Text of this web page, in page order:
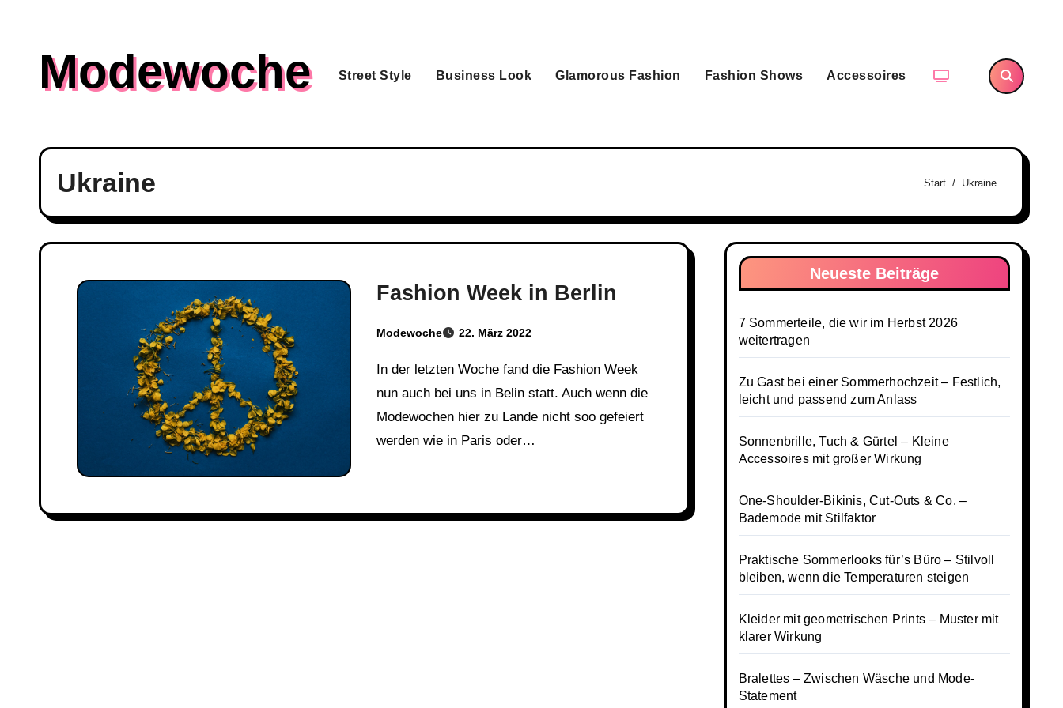
Modewoche Street Style Business Look Glamorous Fashion Fashion Shows Accessoires
Ukraine Start Ukraine
Fashion Week in Berlin
Modewoche 22. März 2022
In der letzten Woche fand die Fashion Week
nun auch bei uns in Belin statt. Auch wenn die
Modewochen hier zu Lande nicht soo gefeiert
werden wie in Paris oder…
Neueste Beiträge
7 Sommerteile, die wir im Herbst 2026
weitertragen
Zu Gast bei einer Sommerhochzeit – Festlich,
leicht und passend zum Anlass
Sonnenbrille, Tuch & Gürtel – Kleine
Accessoires mit großer Wirkung
One-Shoulder-Bikinis, Cut-Outs & Co. –
Bademode mit Stilfaktor
Praktische Sommerlooks für’s Büro – Stilvoll
bleiben, wenn die Temperaturen steigen
Kleider mit geometrischen Prints – Muster mit
klarer Wirkung
Bralettes – Zwischen Wäsche und Mode-
Statement